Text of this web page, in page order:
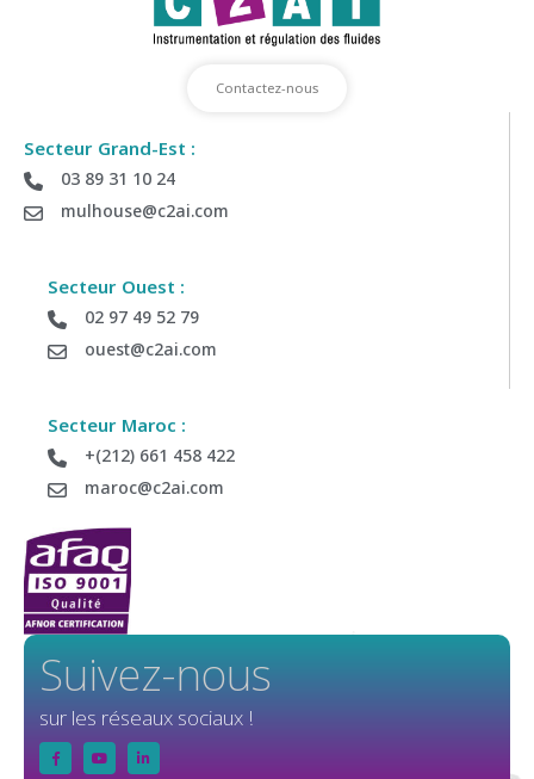
Contactez-nous
Secteur Grand-Est :
03 89 31 10 24
mulhouse@c2ai.com
Secteur Ouest :
02 97 49 52 79
ouest@c2ai.com
Secteur Maroc :
+(212) 661 458 422
maroc@c2ai.com
Suivez-nous
sur les réseaux sociaux !